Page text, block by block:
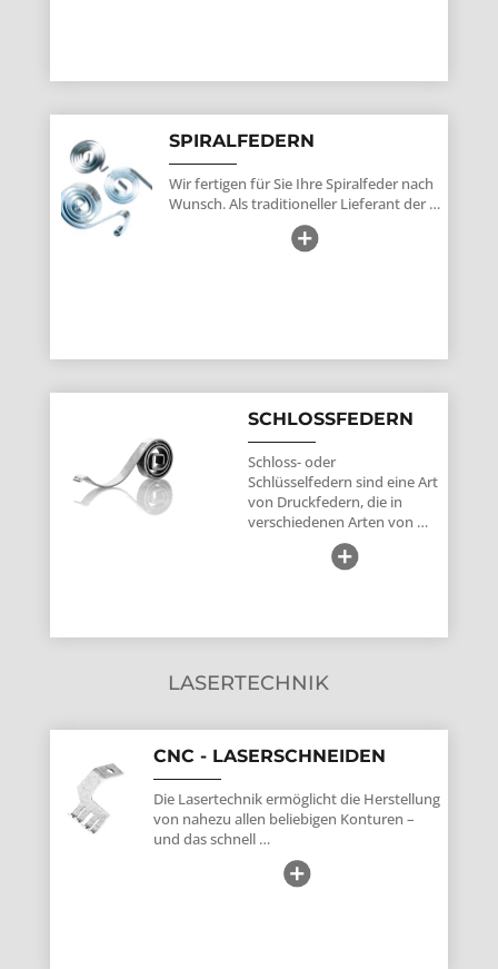
SPIRALFEDERN
Wir fertigen für Sie Ihre Spiralfeder nach
Wunsch. Als traditioneller Lieferant der …
SCHLOSSFEDERN
Schloss- oder
Schlüsselfedern sind eine Art
von Druckfedern, die in
verschiedenen Arten von …
LASERTECHNIK
CNC - LASERSCHNEIDEN
Die Lasertechnik ermöglicht die Herstellung
von nahezu allen beliebigen Konturen –
und das schnell …